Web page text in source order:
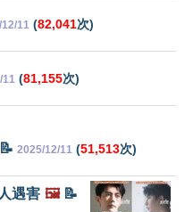
11 (82,041次)
11 (81,155次)
2025/12/11 (51,513次)
遇害 🖼️📝